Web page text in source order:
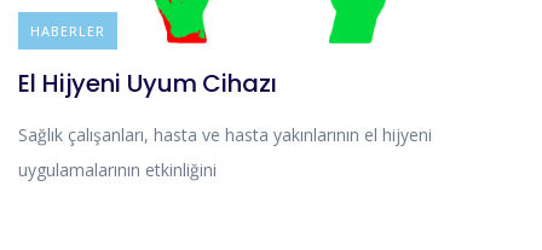
BLOG
HABERLER
El Hijyeni Uyum Cihazı
Sağlık çalışanları, hasta ve hasta yakınlarının el hijyeni
uygulamalarının etkinliğini